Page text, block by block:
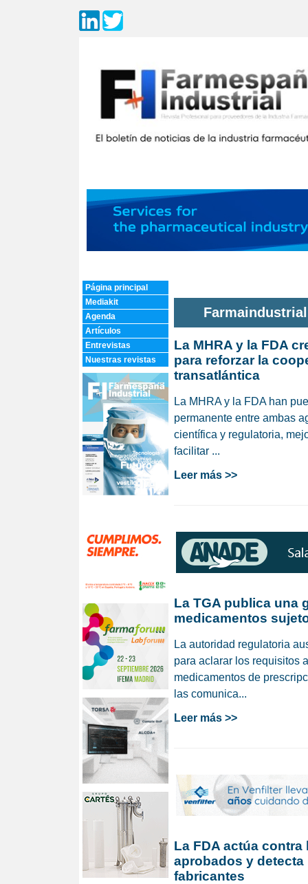
Página principal
Mediakit
Agenda
Artículos
Entrevistas
Nuestras revistas
La MHRA y la FDA
para reforzar la
transatlántica
La MHRA y la FDA han
permanente entre ambas
científica y regulatoria,
facilitar ...
Leer más >>
La TGA publica una
medicamentos
La autoridad regulatoria
para aclarar los requisitos
medicamentos de
las comunica...
Leer más >>
La FDA actúa
aprobados y
fabricantes